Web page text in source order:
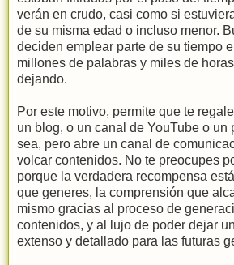
verán en crudo, casi como si
de su misma edad o incluso menor.
deciden emplear parte de su tiempo
millones de palabras y miles de
dejando.
Por este motivo, permite que te
un blog, o un canal de YouTube o un
sea, pero abre un canal de
volcar contenidos. No te preocupes
porque la verdadera recompensa
que generes, la comprensión que
mismo gracias al proceso de
contenidos, y al lujo de poder dejar
extenso y detallado para las futuras